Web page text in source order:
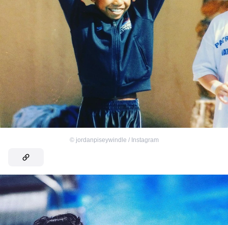
© jordanpiseywindle / Instagram